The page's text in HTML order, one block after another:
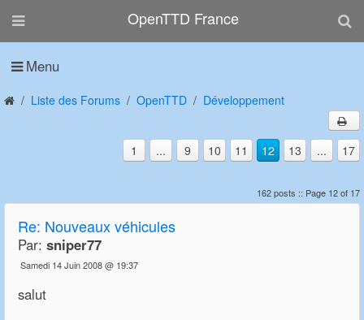
OpenTTD France
Menu
Liste des Forums OpenTTD Développement
1 ... 9 10 11 12 13 ... 17
162 posts :: Page 12 of 17
Re: Nouveaux véhicules
Par: sniper77
Samedi 14 Juin 2008 @ 19:37
salut